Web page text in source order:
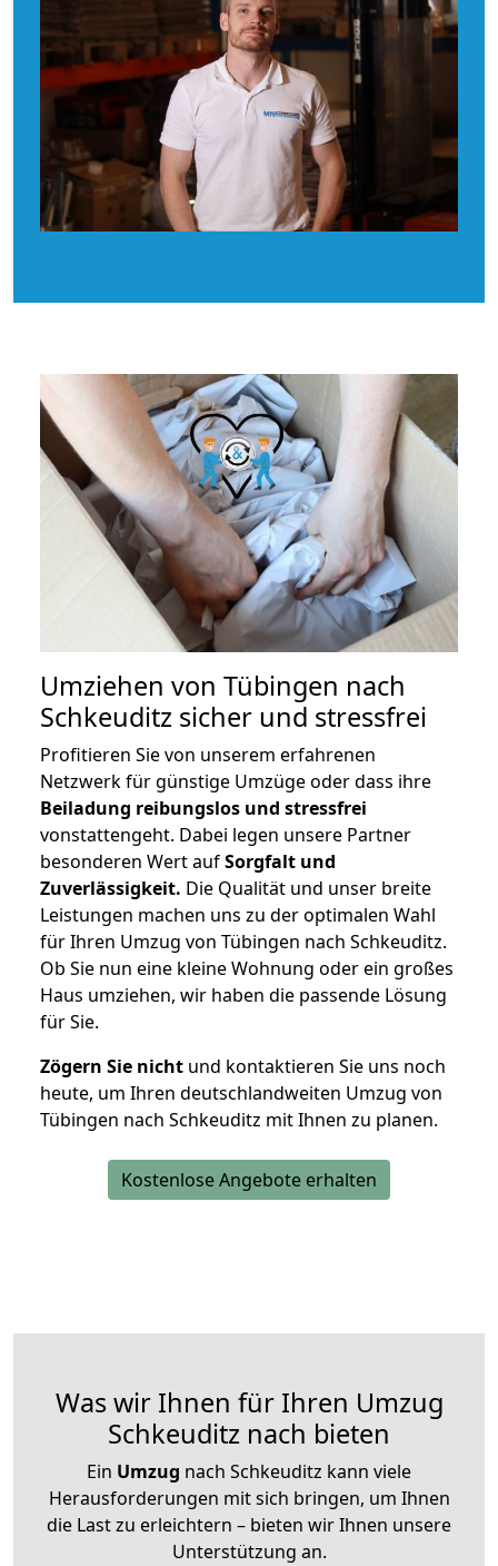
Umziehen von Tübingen nach
Schkeuditz sicher und stressfrei
Profitieren Sie von unserem erfahrenen
Netzwerk für günstige Umzüge oder dass ihre
Beiladung reibungslos und stressfrei
vonstattengeht. Dabei legen unsere Partner
besonderen Wert aufSorgfalt und
Zuverlässigkeit. Die Qualität und unser breite
Leistungen machen uns zu der optimalen Wahl
für Ihren Umzug von Tübingen nach Schkeuditz.
Ob Sie nun eine kleine Wohnung oder ein großes
Haus umziehen, wir haben die passende Lösung
für Sie.
Zögern Sie nicht und kontaktieren Sie uns noch
heute, um Ihren deutschlandweiten Umzug von
Tübingen nach Schkeuditz mit Ihnen zu planen.
Kostenlose Angebote erhalten
Was wir Ihnen für Ihren Umzug
Schkeuditz nach bieten
Ein Umzug nach Schkeuditz kann viele
Herausforderungen mit sich bringen, um Ihnen
die Last zu erleichtern – bieten wir Ihnen unsere
Unterstützung an.